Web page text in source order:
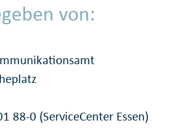
von:
88-0 (ServiceCenter Essen)